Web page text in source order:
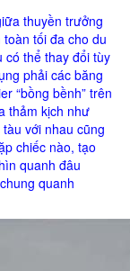
thuyền trưởng
tối đa cho du
có thể thay đổi tùy
phải các băng
“bồng bềnh” trên
thảm kịch như
với nhau cũng
chiếc nào, tạo
quanh đâu
quanh